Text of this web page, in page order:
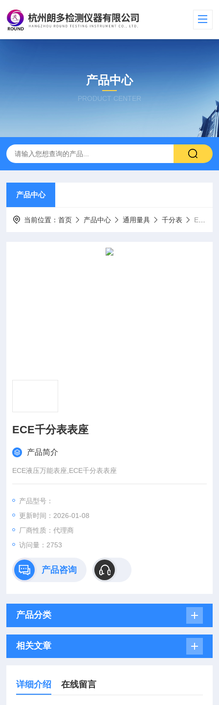
产品中心
PRODUCT CENTER
产品中心
当前位置：首页 产品中心 通用量具 千分表 ECE千分表表座
ECE千分表表座
产品简介
ECE液压万能表座,ECE千分表表座
产品型号：
更新时间：2026-01-08
厂商性质：代理商
访问量：2753
产品咨询
产品分类
相关文章
详细介绍 在线留言